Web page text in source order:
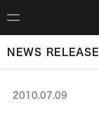
NEWS RELEASE
2010.07.09